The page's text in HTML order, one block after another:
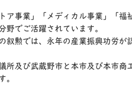
事業」「メディカル事業」「福
野でご活躍されています。
叙勲では、永年の産業振興功労が
所及び武蔵野市と本市及び本市商
。